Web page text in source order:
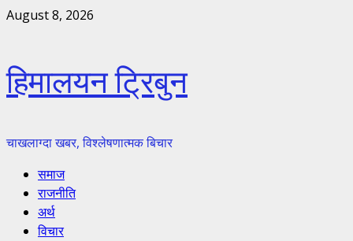
Skip
August 8, 2026
हिमालयन ट्रिबुन
चाखलाग्दा खबर, विश्लेषणात्मक बिचार
Primary
Menu
समाज
राजनीति
अर्थ
विचार